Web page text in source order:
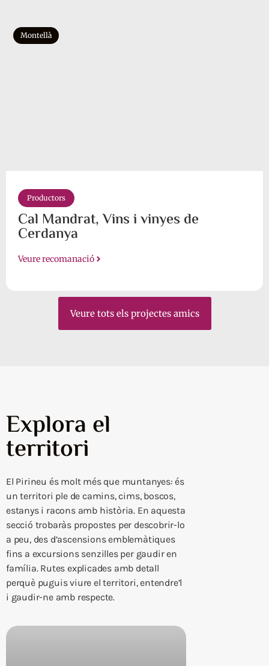
Montellà
Productors
Cal Mandrat, Vins i vinyes de
Cerdanya
Veure recomanació
Veure tots els projectes amics
Explora el
territori
El Pirineu és molt més que muntanyes: és
un territori ple de camins, cims, boscos,
estanys i racons amb història. En aquesta
secció trobaràs propostes per descobrir-lo
a peu, des d’ascensions emblemàtiques
fins a excursions senzilles per gaudir en
família. Rutes explicades amb detall
perquè puguis viure el territori, entendre’l
i gaudir-ne amb respecte.